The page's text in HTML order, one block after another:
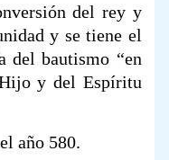
del rey y
y se tiene el
del bautismo “en
y del Espíritu
año 580.